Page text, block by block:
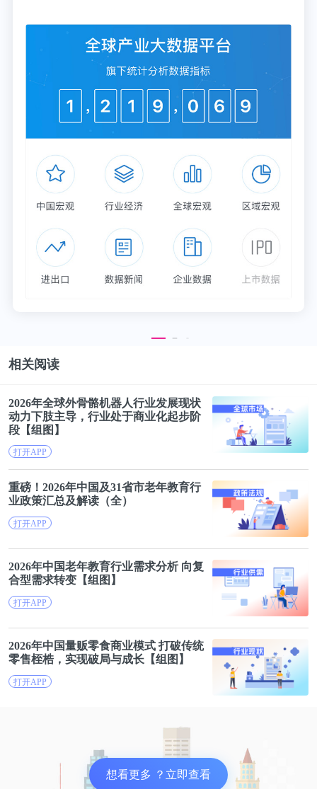
商业模式分析与开发策略报告
院提供产业大数据、产业规划、产业申报、产业园区
更多深度行业分析尽在【前瞻经济学人APP】，还可
以与500+经济学家/资深行业研究员交流互动。
相关阅读
2026年全球外骨骼机器人行业发展现状
动力下肢主导，行业处于商业化起步阶
段【组图】
打开APP
重磅！2026年中国及31省市老年教育行
业政策汇总及解读（全）
打开APP
2026年中国老年教育行业需求分析 向复
合型需求转变【组图】
打开APP
2026年中国量贩零食商业模式 打破传统
零售桎梏，实现破局与成长【组图】
打开APP
想看更多 ？立即查看